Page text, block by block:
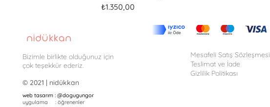
Fiyat
₺1.350,00
Bizimle birlikte olduğunuz için
çok teşekkür ederiz.
© 2021 | nidükkan
web tasarım : @dogugungor
uygulama : öğrenenler
Mesafeli Satış Sözleşmesi
Teslimat ve İade
Gizlilik Politikası